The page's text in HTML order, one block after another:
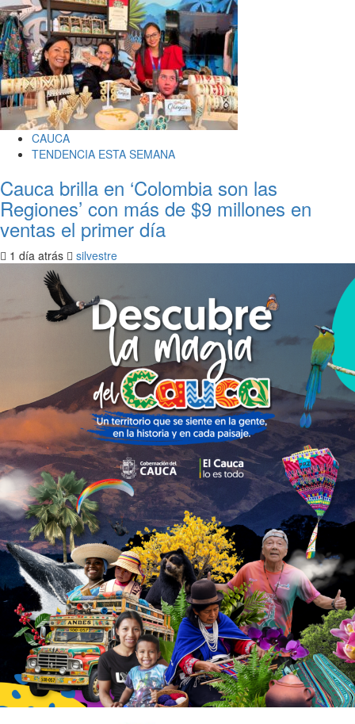
CAUCA
TENDENCIA ESTA SEMANA
Cauca brilla en ‘Colombia son las
Regiones’ con más de $9 millones en
ventas el primer día
1 día atrás silvestre